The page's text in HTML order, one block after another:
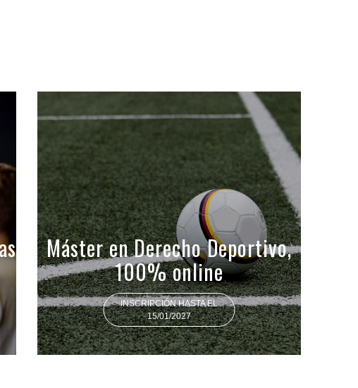
Máster en Derecho Deportivo,
100% online
INSCRIPCIÓN HASTA EL
15/01/2027